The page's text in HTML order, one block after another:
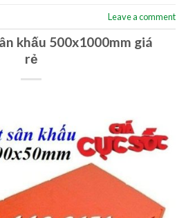
Leave a comment
khấu 500x1000mm giá
rẻ